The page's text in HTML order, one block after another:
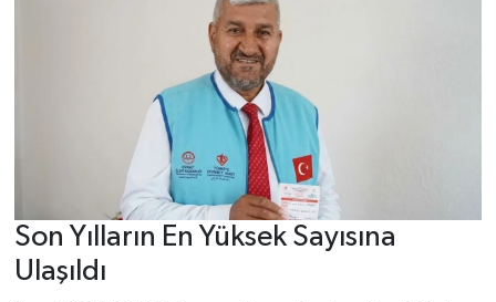
Son Yılların En Yüksek Sayısına
Ulaşıldı